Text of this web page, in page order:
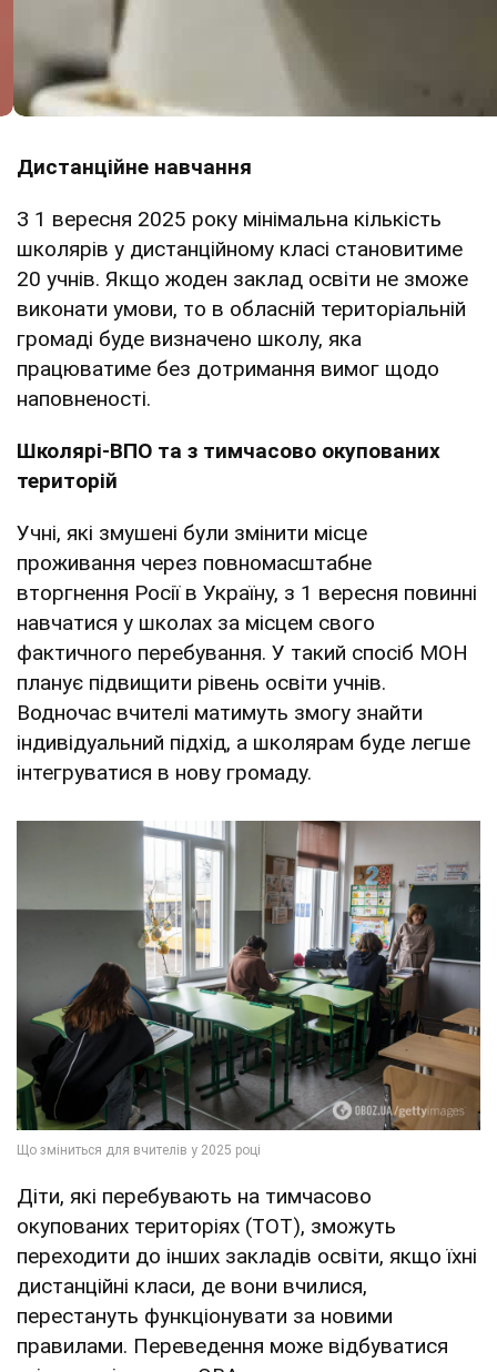
Дистанційне навчання
З 1 вересня 2025 року мінімальна кількість
школярів у дистанційному класі становитиме
20 учнів. Якщо жоден заклад освіти не зможе
виконати умови, то в обласній територіальній
громаді буде визначено школу, яка
працюватиме без дотримання вимог щодо
наповненості.
Школярі-ВПО та з тимчасово окупованих
територій
Учні, які змушені були змінити місце
проживання через повномасштабне
вторгнення Росії в Україну, з 1 вересня повинні
навчатися у школах за місцем свого
фактичного перебування. У такий спосіб МОН
планує підвищити рівень освіти учнів.
Водночас вчителі матимуть змогу знайти
індивідуальний підхід, а школярам буде легше
інтегруватися в нову громаду.
Діти, які перебувають на тимчасово
окупованих територіях (ТОТ), зможуть
переходити до інших закладів освіти, якщо їхні
дистанційні класи, де вони вчилися,
перестануть функціонувати за новими
правилами. Переведення може відбуватися